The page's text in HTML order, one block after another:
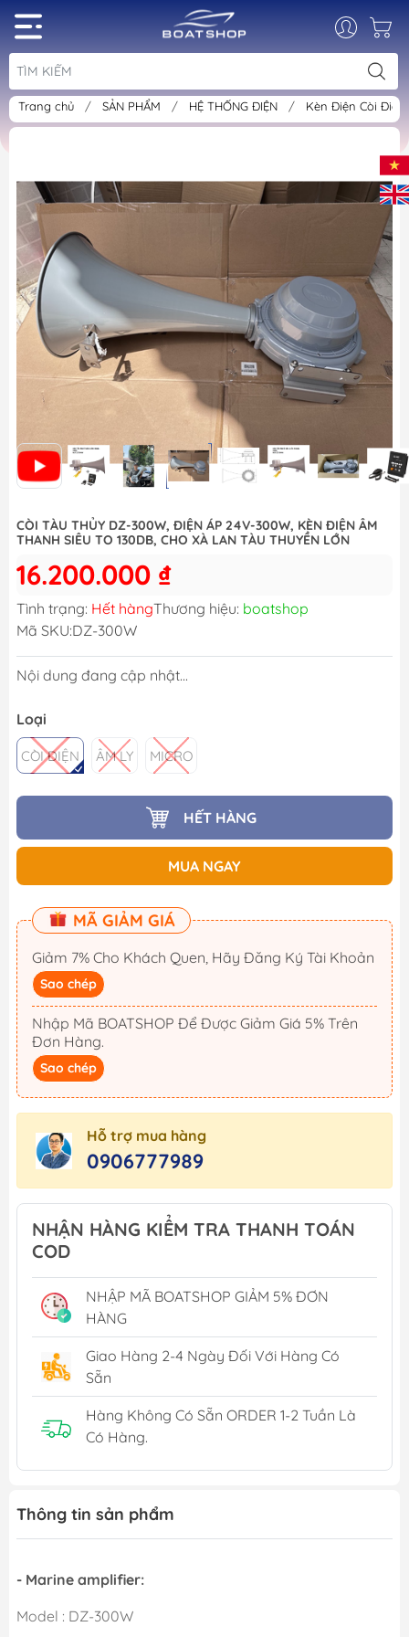
Trang chủ / SẢN PHẨM / HỆ THỐNG ĐIỆN / Kèn Điện Còi Điện
CÒI TÀU THỦY DZ-300W, ĐIỆN ÁP 24V-300W, KÈN ĐIỆN ÂM
THANH SIÊU TO 130DB, CHO XÀ LAN TÀU THUYỀN LỚN
16.200.000 ₫
Tình trạng: Hết hàngThương hiệu: boatshop
Mã SKU:DZ-300W
Nội dung đang cập nhật...
Loại
CÒI ĐIỆN ÂM LY MICRO
HẾT HÀNG
MUA NGAY
MÃ GIẢM GIÁ
Giảm 7% Cho Khách Quen, Hãy Đăng Ký Tài Khoản
Sao chép
Nhập Mã BOATSHOP Để Được Giảm Giá 5% Trên
Đơn Hàng.
Sao chép
Hỗ trợ mua hàng
0906777989
NHẬN HÀNG KIỂM TRA THANH TOÁN
COD
NHẬP MÃ BOATSHOP GIẢM 5% ĐƠN
HÀNG
Giao Hàng 2-4 Ngày Đối Với Hàng Có
Sẵn
Hàng Không Có Sẵn ORDER 1-2 Tuần Là
Có Hàng.
Thông tin sản phẩm
- Marine amplifier:
Model : DZ-300W